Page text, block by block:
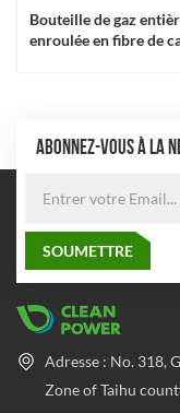
Bouteille de gaz
enroulée en fibre de
ABONNEZ-VOUS À LA
Adresse : No. 318,
Zone of Taihu